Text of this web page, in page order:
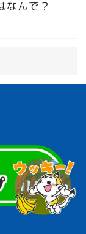
なんで？